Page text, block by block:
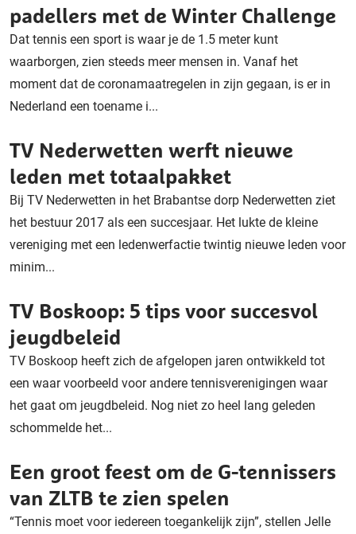
padellers met de Winter Challenge
Dat tennis een sport is waar je de 1.5 meter kunt
waarborgen, zien steeds meer mensen in. Vanaf het
moment dat de coronamaatregelen in zijn gegaan, is er in
Nederland een toename i...
TV Nederwetten werft nieuwe
leden met totaalpakket
Bij TV Nederwetten in het Brabantse dorp Nederwetten ziet
het bestuur 2017 als een succesjaar. Het lukte de kleine
vereniging met een ledenwerfactie twintig nieuwe leden voor
minim...
TV Boskoop: 5 tips voor succesvol
jeugdbeleid
TV Boskoop heeft zich de afgelopen jaren ontwikkeld tot
een waar voorbeeld voor andere tennisverenigingen waar
het gaat om jeugdbeleid. Nog niet zo heel lang geleden
schommelde het...
Een groot feest om de G-tennissers
van ZLTB te zien spelen
“Tennis moet voor iedereen toegankelijk zijn”, stellen Jelle